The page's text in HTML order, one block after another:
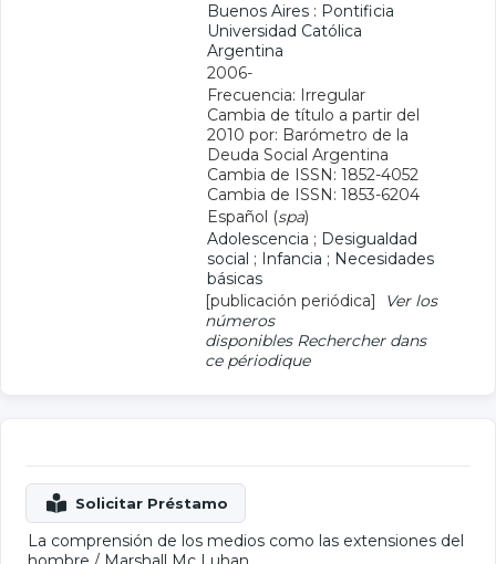
Buenos Aires : Pontificia
Universidad Católica
Argentina
2006-
Frecuencia: Irregular
Cambia de título a partir del
2010 por: Barómetro de la
Deuda Social Argentina
Cambia de ISSN: 1852-4052
Cambia de ISSN: 1853-6204
Español (spa)
Adolescencia ; Desigualdad
social ; Infancia ; Necesidades
básicas
[publicación periódica]
Ver los
números
disponibles Rechercher dans
ce périodique
La comprensión de los medios como las extensiones del